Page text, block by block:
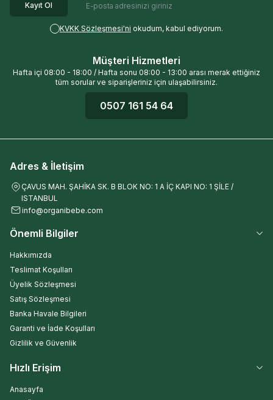
Kayıt Ol
KVKK Sözleşmesi'ni okudum, kabul ediyorum.
Müşteri Hizmetleri
Hafta içi 08:00 - 18:00 / Hafta sonu 08:00 - 13:00 arası merak ettiğiniz
tüm sorular ve siparişleriniz için ulaşabilirsiniz.
0507 161 54 64
Adres & İletişim
ÇAVUS MAH. ŞAHİKA SK. B BLOK NO: 1 A İÇ KAPI NO: 1 ŞİLE /
ISTANBUL
info@organibebe.com
Önemli Bilgiler
Hakkımızda
Teslimat Koşulları
Üyelik Sözleşmesi
Satış Sözleşmesi
Banka Havale Bilgileri
Garanti ve İade Koşulları
Gizlilik ve Güvenlik
Hızlı Erişim
Anasayfa